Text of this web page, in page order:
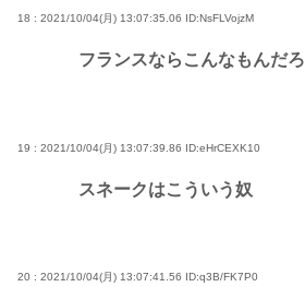
18 : 2021/10/04(月) 13:07:35.06 ID:NsFLVojzM
フランスならこんなもんだろ
19 : 2021/10/04(月) 13:07:39.86 ID:eHrCEXK10
スネークはこういう奴
20 : 2021/10/04(月) 13:07:41.56 ID:q3B/FK7P0